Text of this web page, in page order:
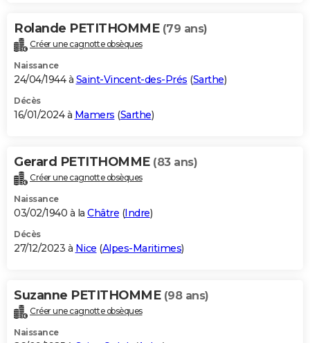
Rolande PETITHOMME (79 ans)
Créer une cagnotte obsèques
Naissance
24/04/1944 à Saint-Vincent-des-Prés (Sarthe)
Décès
16/01/2024 à Mamers (Sarthe)
Gerard PETITHOMME (83 ans)
Créer une cagnotte obsèques
Naissance
03/02/1940 à la Châtre (Indre)
Décès
27/12/2023 à Nice (Alpes-Maritimes)
Suzanne PETITHOMME (98 ans)
Créer une cagnotte obsèques
Naissance